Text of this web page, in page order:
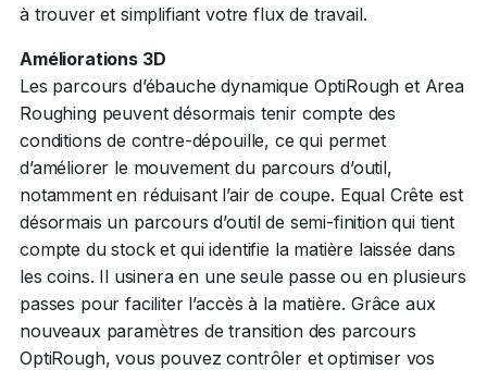
à trouver et simplifiant votre flux de travail.
Améliorations 3D
Les parcours d’ébauche dynamique OptiRough et Area
Roughing peuvent désormais tenir compte des
conditions de contre-dépouille, ce qui permet
d’améliorer le mouvement du parcours d’outil,
notamment en réduisant l’air de coupe. Equal Crête est
désormais un parcours d’outil de semi-finition qui tient
compte du stock et qui identifie la matière laissée dans
les coins. Il usinera en une seule passe ou en plusieurs
passes pour faciliter l’accès à la matière. Grâce aux
nouveaux paramètres de transition des parcours
OptiRough, vous pouvez contrôler et optimiser vos